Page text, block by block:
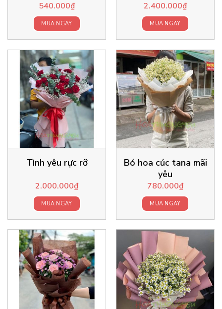
540.000₫
MUA NGAY
2.400.000₫
MUA NGAY
Tình yêu rực rỡ
2.000.000₫
MUA NGAY
Bó hoa cúc tana mãi
yêu
780.000₫
MUA NGAY